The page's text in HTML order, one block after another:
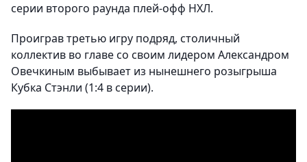
серии второго раунда плей-офф НХЛ.
Проиграв третью игру подряд, столичный
коллектив во главе со своим лидером Александром
Овечкиным выбывает из нынешнего розыгрыша
Кубка Стэнли (1:4 в серии).